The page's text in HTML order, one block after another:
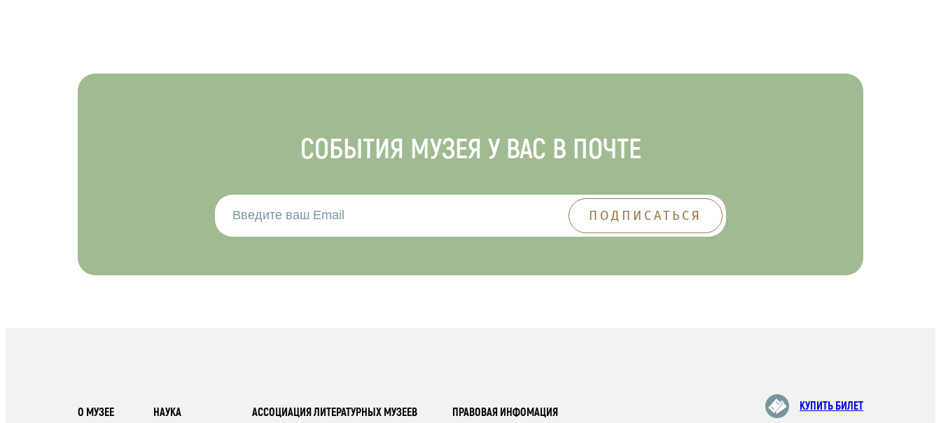
СОБЫТИЯ МУЗЕЯ У ВАС В ПОЧТЕ
О МУЗЕЕ НАУКА АССОЦИАЦИЯ ЛИТЕРАТУРНЫХ МУЗЕЕВ ПРАВОВАЯ ИНФОМАЦИЯ КУПИТЬ БИЛЕТ